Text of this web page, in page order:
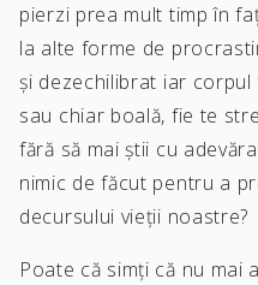
pierzi prea mult timp în
la alte forme de
și dezechilibrat iar
sau chiar boală, fie te
fără să mai știi cu
nimic de făcut pentru a
decursului vieții noastre?
Poate că simți că nu mai